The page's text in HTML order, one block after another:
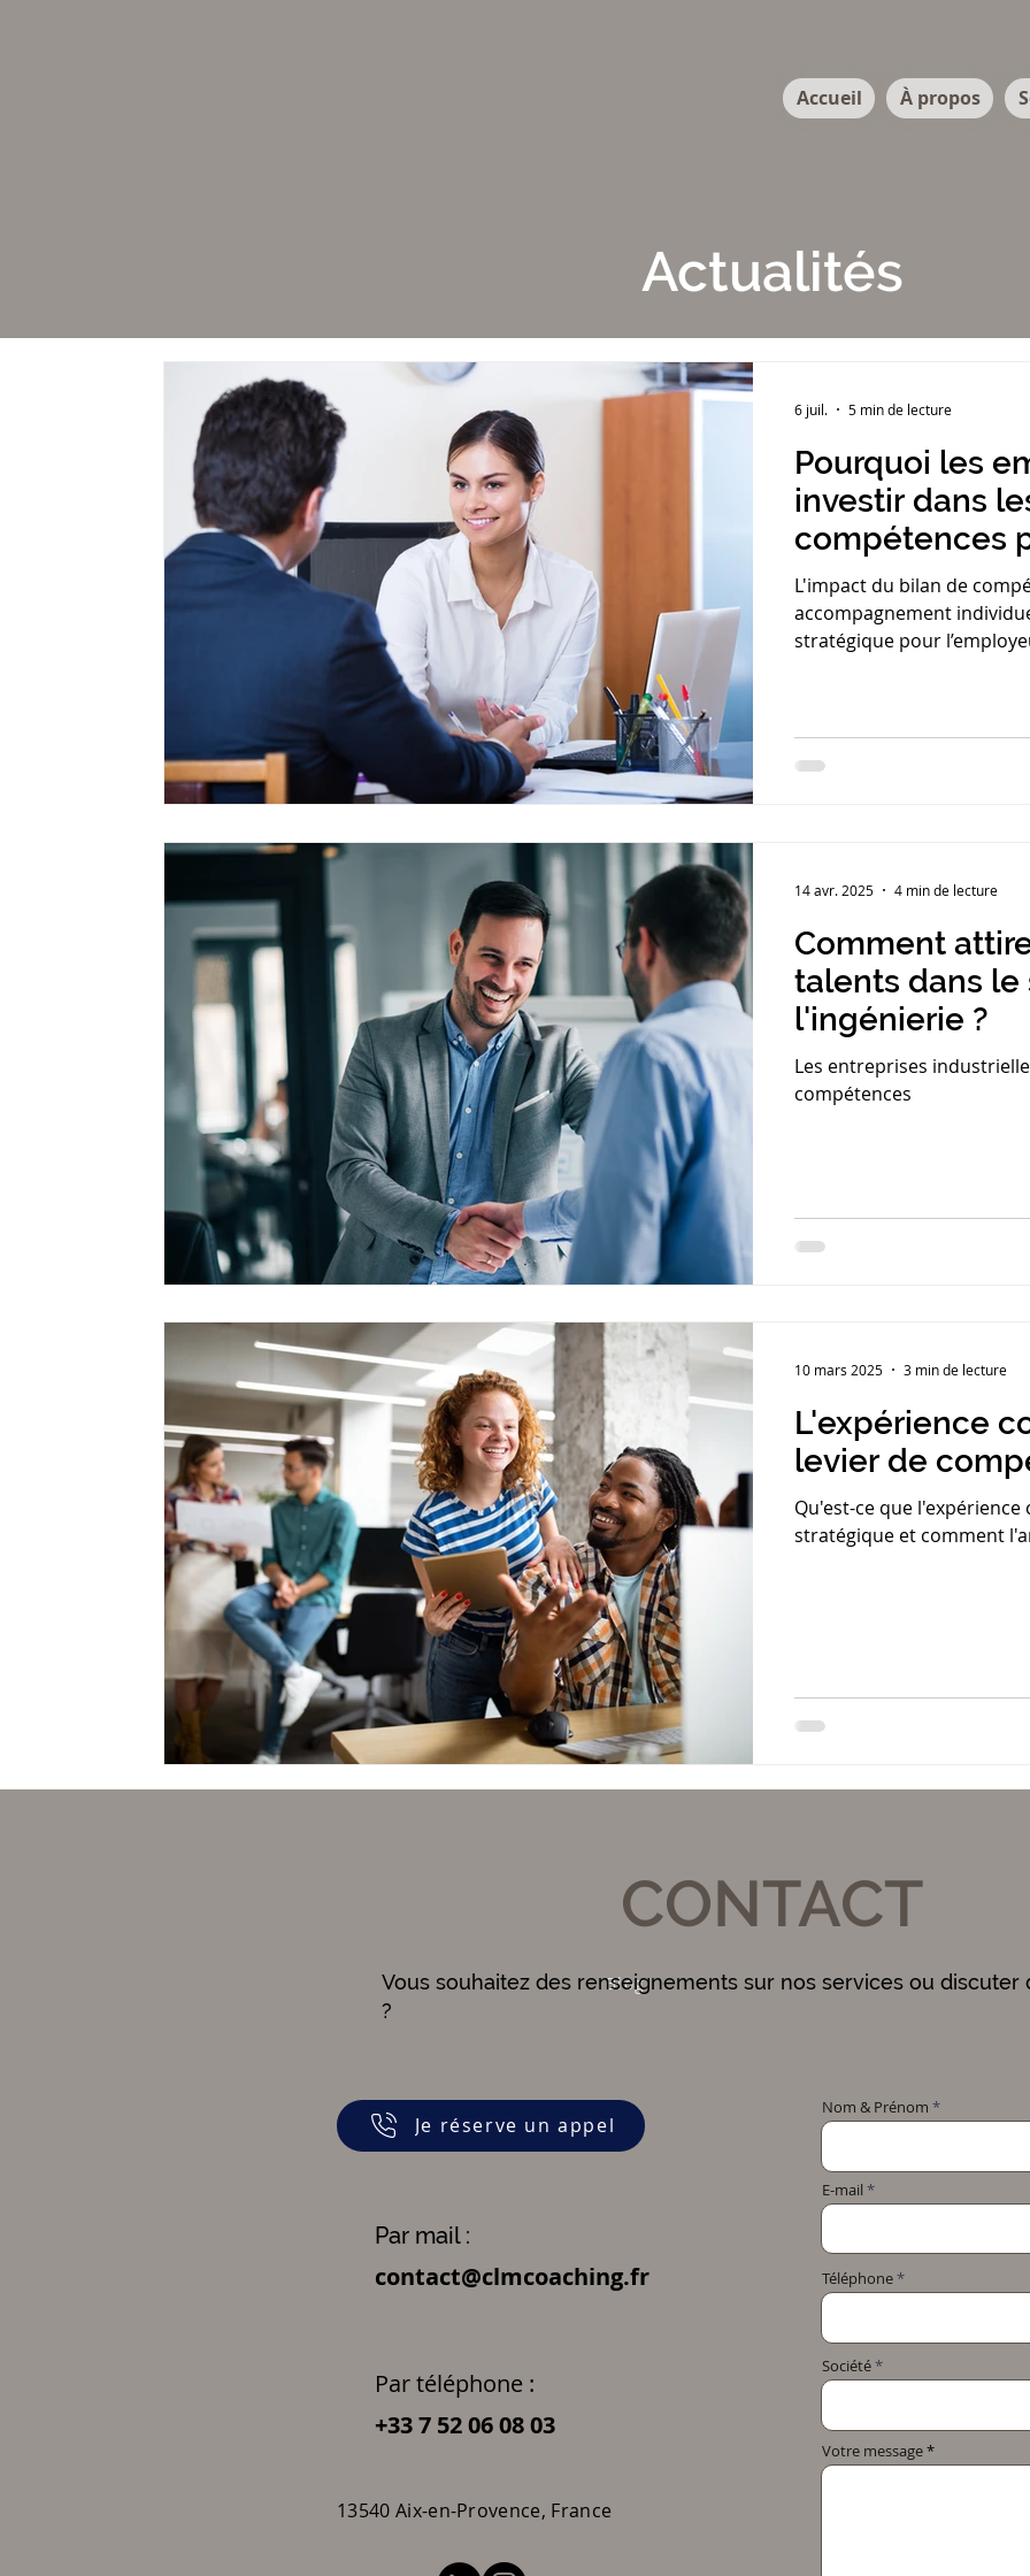
Accueil À propos
Actualités
Pourquoi les
investir dans
compétences
collaborateurs
L'impact du bilan de
accompagnement
stratégique pour
6 juil. 5 min de lecture
Comment
talents dans le
l'ingénierie ?
Les entreprises
compétences
14 avr. 2025 4 min de lecture
L'expérience
levier de
Qu'est-ce que
stratégique et comment
10 mars 2025 3 min de lecture
CONTACT
Blog
Vous souhaitez des renseignements sur nos services ou discuter
?
Je réserve un appel
Par mail :
contact@clmcoaching.fr
Par téléphone :
+33 7 52 06 08 03
13540 Aix-en-Provence, France
Nom & Prénom
E-mail
Téléphone
Société
Votre message